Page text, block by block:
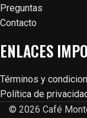
Preguntas
Contacto
ENLACES
Términos y
Política de
© 2026 Café